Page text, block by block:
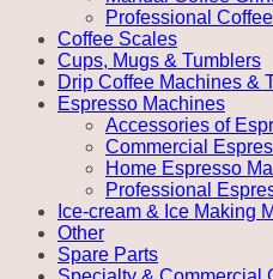
Professional
Coffee Scales
Cups, Mugs & Tumblers
Drip Coffee Machines &
Espresso Machines
Accessories of
Commercial
Home Espresso
Professional
Ice-cream & Ice Making
Other
Spare Parts